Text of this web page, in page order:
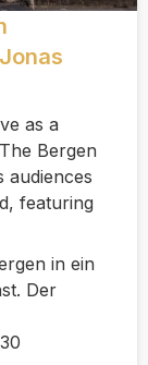
as a
Bergen
audiences
featuring
in ein
Der